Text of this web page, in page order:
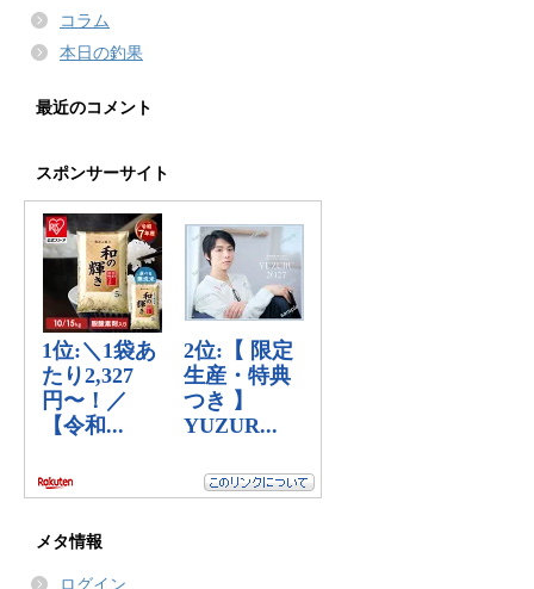
コラム
本日の釣果
最近のコメント
スポンサーサイト
メタ情報
ログイン